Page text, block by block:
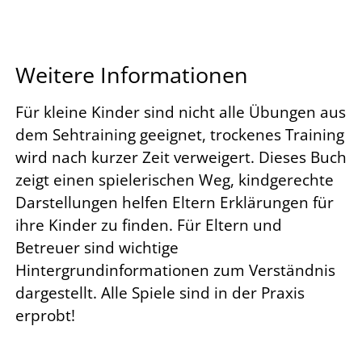
Weitere Informationen
Für kleine Kinder sind nicht alle Übungen aus
dem Sehtraining geeignet, trockenes Training
wird nach kurzer Zeit verweigert. Dieses Buch
zeigt einen spielerischen Weg, kindgerechte
Darstellungen helfen Eltern Erklärungen für
ihre Kinder zu finden. Für Eltern und
Betreuer sind wichtige
Hintergrundinformationen zum Verständnis
dargestellt. Alle Spiele sind in der Praxis
erprobt!